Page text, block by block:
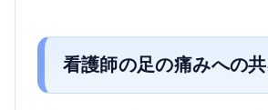
看護師の足の痛みへの